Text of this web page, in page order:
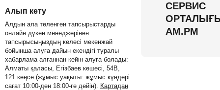
СЕРВИС
AM.PM
Алып кету
Алдын ала төленген тапсырыстарды
онлайн дүкен менеджерінен
тапсырысыңыздың келесі мекенжай
бойынша алуға дайын екендігі туралы
хабарлама алғаннан кейін алуға болады:
Алматы қаласы, Егізбаев көшесі, 54B,
121 кеңсе (жұмыс уақыты: жұмыс күндері
сағат 10:00-ден 18:00-ге дейін). Картадан